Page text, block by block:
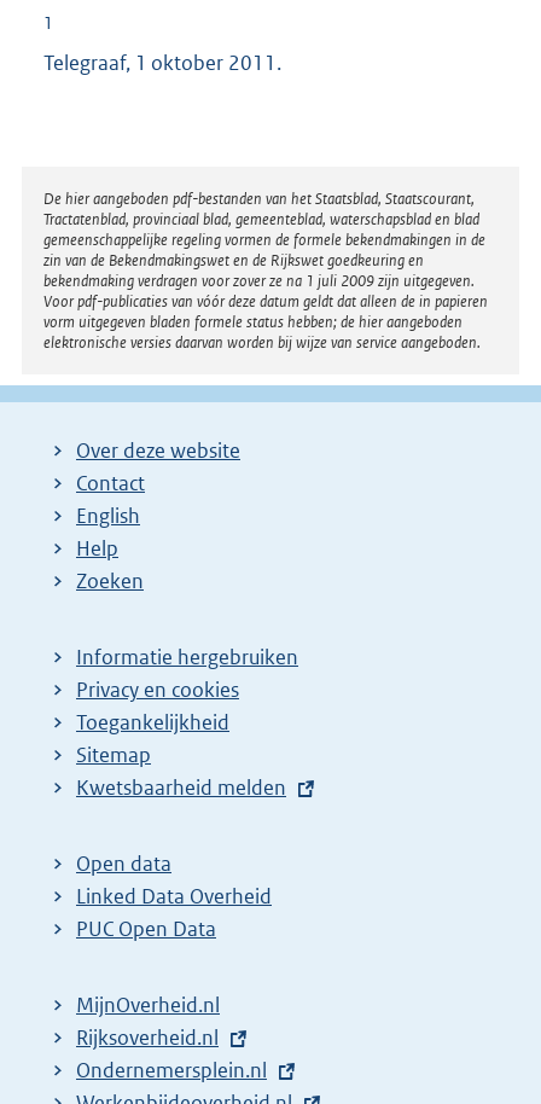
1
Telegraaf, 1 oktober 2011.
Disclaimer
De hier aangeboden pdf-bestanden van het Staatsblad, Staatscourant,
Tractatenblad, provinciaal blad, gemeenteblad, waterschapsblad en blad
gemeenschappelijke regeling vormen de formele bekendmakingen in de
zin van de Bekendmakingswet en de Rijkswet goedkeuring en
bekendmaking verdragen voor zover ze na 1 juli 2009 zijn uitgegeven.
Voor pdf-publicaties van vóór deze datum geldt dat alleen de in papieren
vorm uitgegeven bladen formele status hebben; de hier aangeboden
elektronische versies daarvan worden bij wijze van service aangeboden.
Over deze website
Contact
English
Help
Zoeken
Informatie hergebruiken
Privacy en cookies
Toegankelijkheid
Sitemap
E
t
e
r
l
i
n
Kwetsbaarheid melden
Open data
Linked Data Overheid
PUC Open Data
MijnOverheid.nl
E
x
Rijksoverheid.nl
E
Ondernemersplein.nl